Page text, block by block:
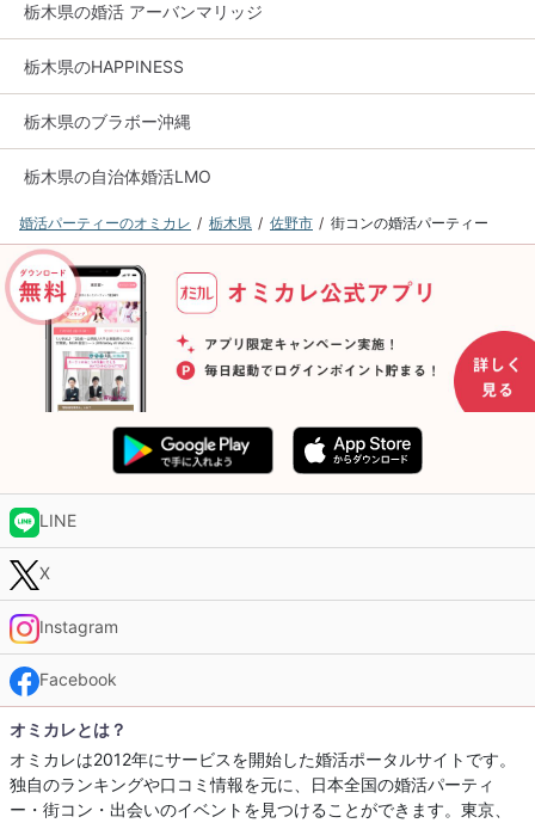
栃木県の婚活 アーバンマリッジ
栃木県のHAPPINESS
栃木県のブラボー沖縄
栃木県の自治体婚活LMO
婚活パーティーのオミカレ 栃木県 佐野市 街コンの婚活パーティー
LINE
X
Instagram
Facebook
オミカレとは？
オミカレは2012年にサービスを開始した婚活ポータルサイトです。
独自のランキングや口コミ情報を元に、日本全国の婚活パーティ
ー・街コン・出会いのイベントを見つけることができます。東京、